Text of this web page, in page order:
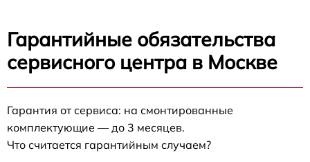
Гарантийные обязательства
сервисного центра в Москве
Гарантия от сервиса: на смонтированные
комплектующие — до 3 месяцев.
Что считается гарантийным случаем?